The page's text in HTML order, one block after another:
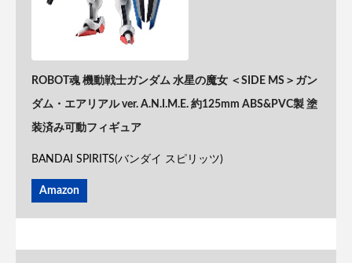
ROBOT魂 機動戦士ガンダム 水星の魔女 ＜SIDE MS＞ガン
ダム・エアリアル ver. A.N.I.M.E. 約125mm ABS&PVC製 塗
装済み可動フィギュア
BANDAI SPIRITS(バンダイ スピリッツ)
Amazon